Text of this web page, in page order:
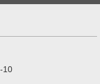
10